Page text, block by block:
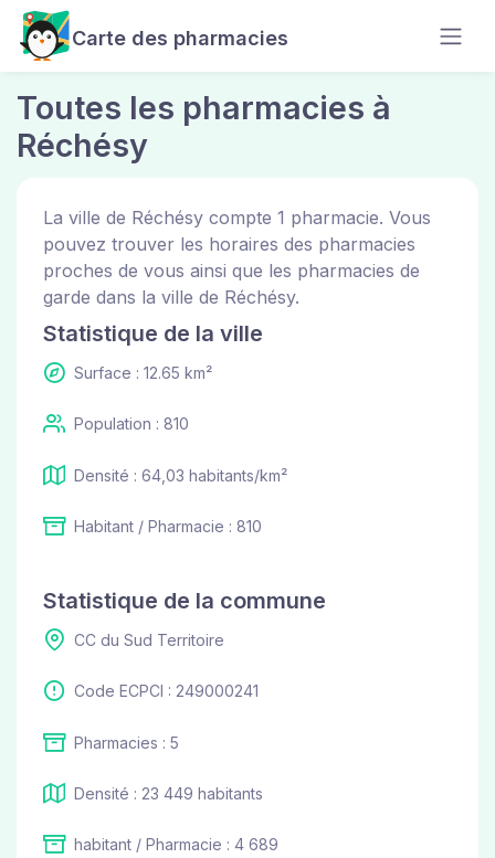
Carte des pharmacies
Toutes les pharmacies à
Réchésy
La ville de Réchésy compte 1 pharmacie. Vous
pouvez trouver les horaires des pharmacies
proches de vous ainsi que les pharmacies de
garde dans la ville de Réchésy.
Statistique de la ville
Surface : 12.65 km²
Population : 810
Densité : 64,03 habitants/km²
Habitant / Pharmacie : 810
Statistique de la commune
CC du Sud Territoire
Code ECPCI : 249000241
Pharmacies : 5
Densité : 23 449 habitants
habitant / Pharmacie : 4 689